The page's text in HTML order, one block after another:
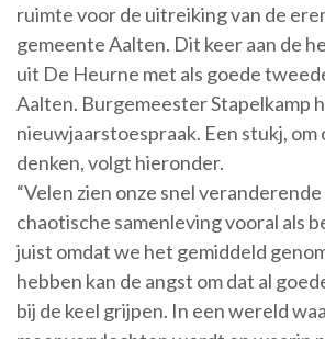
ruimte voor de uitreiking van de
gemeente Aalten. Dit keer aan de
uit De Heurne met als goede
Aalten. Burgemeester Stapelkamp
nieuwjaarstoespraak. Een stukj, om
denken, volgt hieronder.
“Velen zien onze snel veranderende
chaotische samenleving vooral als
juist omdat we het gemiddeld
hebben kan de angst om dat al
bij de keel grijpen. In een wereld